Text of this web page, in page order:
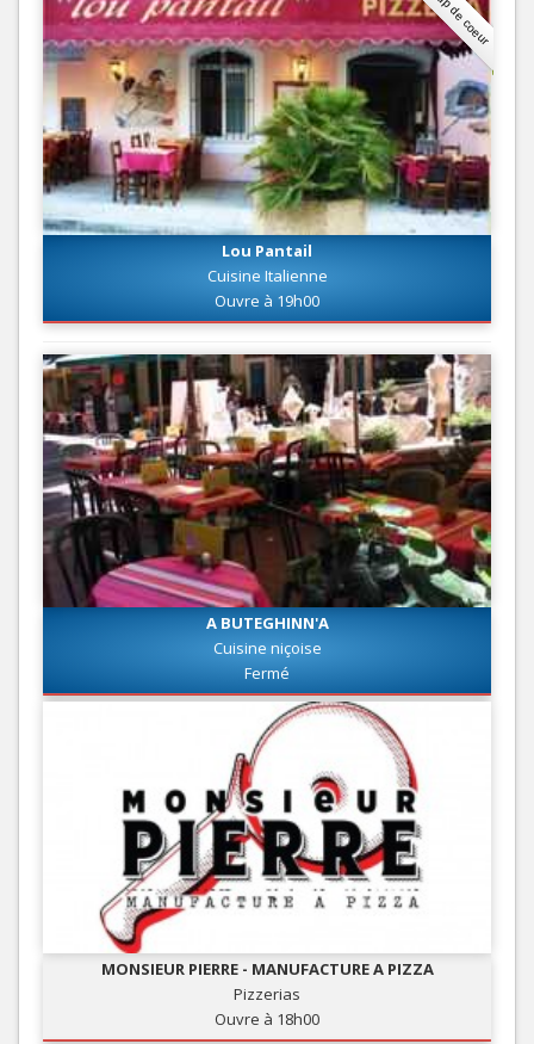
Coup de coeur
Lou Pantail
Cuisine Italienne
Ouvre à 19h00
A BUTEGHINN'A
Cuisine niçoise
Fermé
MONSIEUR PIERRE - MANUFACTURE A PIZZA
Pizzerias
Ouvre à 18h00